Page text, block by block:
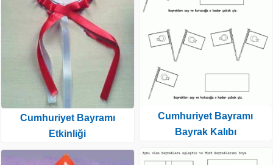
Cumhuriyet Bayramı
Etkinliği
Cumhuriyet Bayramı
Bayrak Kalıbı